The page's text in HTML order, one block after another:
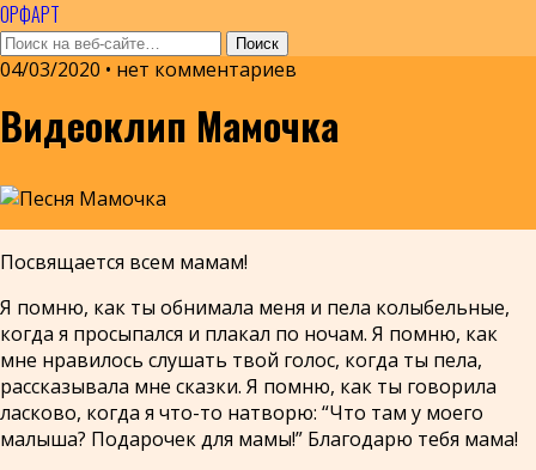
ОРФАРТ
04/03/2020 • нет комментариев
Видеоклип Мамочка
Посвящается всем мамам!
Я помню, как ты обнимала меня и пела колыбельные,
когда я просыпался и плакал по ночам. Я помню, как
мне нравилось слушать твой голос, когда ты пела,
рассказывала мне сказки. Я помню, как ты говорила
ласково, когда я что-то натворю: “Что там у моего
малыша? Подарочек для мамы!” Благодарю тебя мама!